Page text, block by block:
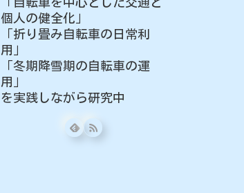
個人の健全化」
「折り畳み自転車の日常利
用」
「冬期降雪期の自転車の運
用」
を実践しながら研究中